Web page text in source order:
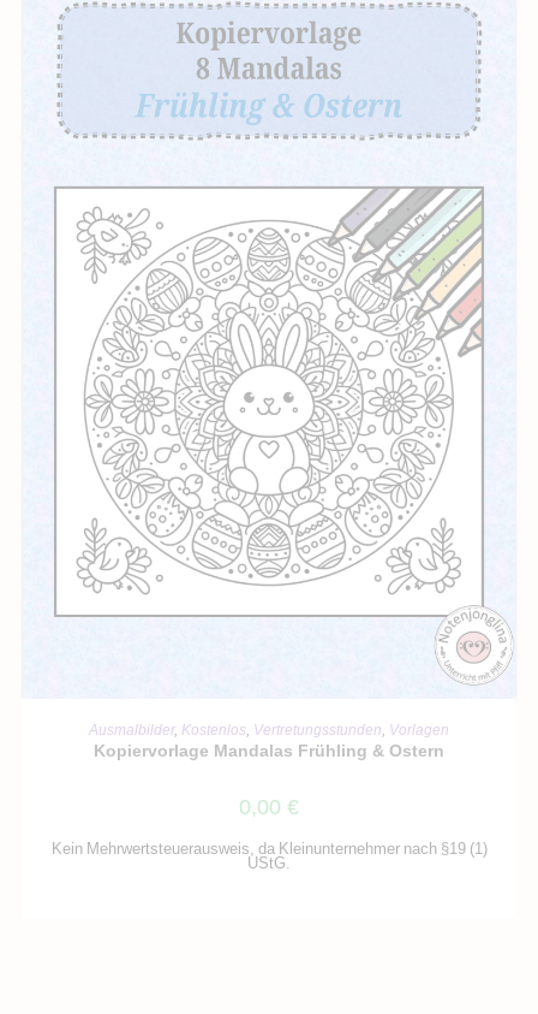
IN DEN WARENKORB
Ausmalbilder, Kostenlos, Vertretungsstunden, Vorlagen
Kopiervorlage Mandalas Frühling & Ostern
0,00 €
Kein Mehrwertsteuerausweis, da Kleinunternehmer nach §19 (1)
UStG.